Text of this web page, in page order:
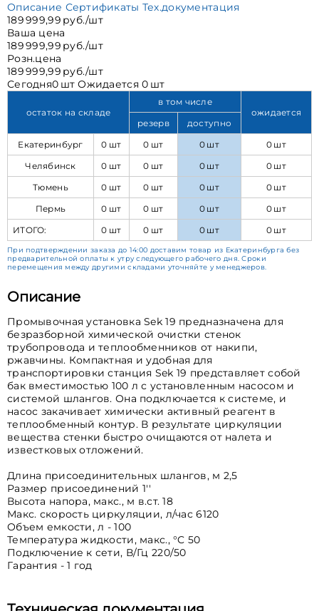
Описание Сертификаты Тех.документация
189 999,99 руб./шт
Ваша цена
189 999,99 руб./шт
Розн.цена
189 999,99 руб./шт
Сегодня0 шт Ожидается 0 шт
остаток на складе
в том числе
ожидается
резерв
доступно
Екатеринбург
0 шт 0 шт 0 шт
0 шт
Челябинск
0 шт 0 шт 0 шт
0 шт
Тюмень
0 шт 0 шт 0 шт
0 шт
Пермь
0 шт 0 шт 0 шт
0 шт
ИТОГО:
0 шт 0 шт 0 шт 0 шт
При подтверждении заказа до 14:00 доставим товар из Екатеринбурга без
предварительной оплаты к утру следующего рабочего дня. Сроки
перемещения между другими складами уточняйте у менеджеров.
Описание
Промывочная установка Sek 19 предназначена для
безразборной химической очистки стенок
трубопровода и теплообменников от накипи,
ржавчины. Компактная и удобная для
транспортировки станция Sek 19 представляет собой
бак вместимостью 100 л с установленным насосом и
системой шлангов. Она подключается к системе, и
насос закачивает химически активный реагент в
теплообменный контур. В результате циркуляции
вещества стенки быстро очищаются от налета и
известковых отложений.
Длина присоединительных шлангов, м 2,5
Размер присоединений 1''
Высота напора, макс., м в.ст. 18
Макс. скорость циркуляции, л/час 6120
Объем емкости, л - 100
Температура жидкости, макс., °C 50
Подключение к сети, В/Гц 220/50
Гарантия - 1 год